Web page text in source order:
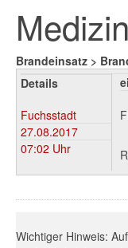
Brandeinsatz >
Details
Fuchsstadt
27.08.2017
07:02 Uhr
Wichtiger Hinweis: